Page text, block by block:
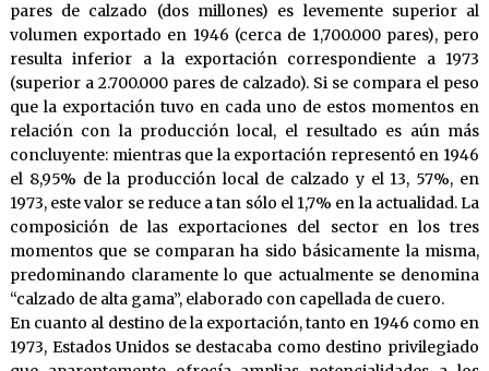
pares de calzado (dos millones) es levemente superior al
volumen exportado en 1946 (cerca de 1,700.000 pares), pero
resulta inferior a la exportación correspondiente a 1973
(superior a 2.700.000 pares de calzado). Si se compara el peso
que la exportación tuvo en cada uno de estos momentos en
relación con la producción local, el resultado es aún más
concluyente: mientras que la exportación representó en 1946
el 8,95% de la producción local de calzado y el 13, 57%, en
1973, este valor se reduce a tan sólo el 1,7% en la actualidad. La
composición de las exportaciones del sector en los tres
momentos que se comparan ha sido básicamente la misma,
predominando claramente lo que actualmente se denomina
“calzado de alta gama”, elaborado con capellada de cuero.
En cuanto al destino de la exportación, tanto en 1946 como en
1973, Estados Unidos se destacaba como destino privilegiado